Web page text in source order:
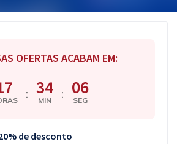
OFERTAS ACABAM EM:
: 34
MIN : 05
SEG
de desconto